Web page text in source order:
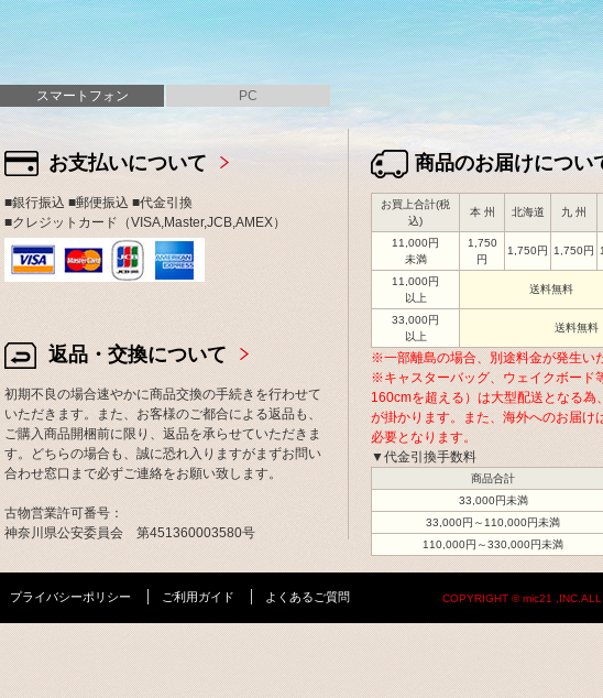
スマートフォン PC
お支払いについて
■銀行振込 ■郵便振込 ■代金引換
■クレジットカード（VISA,Master,JCB,AMEX）
返品・交換について
初期不良の場合速やかに商品交換の手続きを行わせて
いただきます。また、お客様のご都合による返品も、
ご購入商品開梱前に限り、返品を承らせていただきま
す。どちらの場合も、誠に恐れ入りますがまずお問い
合わせ窓口まで必ずご連絡をお願い致します。
古物営業許可番号：
神奈川県公安委員会 第451360003580号
商品のお届けについ
お買上合計(税
込)
本 州 北海道 九 州
11,000円
未満
1,750
円
1,750円 1,750円
11,000円
以上
送料無料
33,000円
以上
送料無料
※一部離島の場合、別途料金が発生い
※キャスターバッグ、ウェイクボード
160cmを超える）は大型配送となる為
が掛かります。また、海外へのお届け
必要となります。
▼代金引換手数料
商品合計
33,000円未満
33,000円～110,000円未満
110,000円～330,000円未満
プライバシーポリシー ご利用ガイド よくあるご質問 COPYRIGHT © mic21